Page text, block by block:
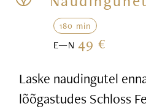
180 min
E—N49 €
Laske naudingutel
lõõgastudes Schloss